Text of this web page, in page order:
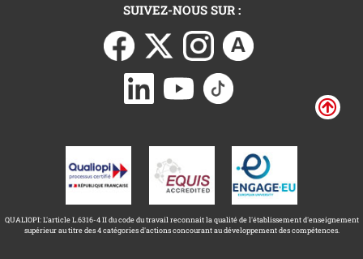
SUIVEZ-NOUS SUR :
QUALIOPI: L'article L.6316-4 II du code du travail reconnait la qualité de l'établissement d'enseignement
supérieur au titre des 4 catégories d'actions concourant au développement des compétences.